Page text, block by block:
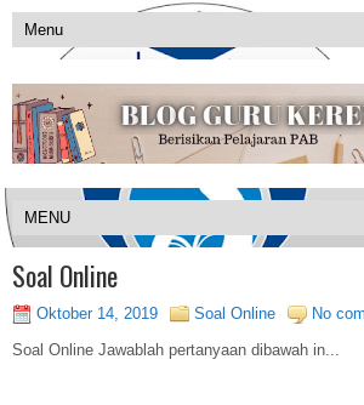
Soal Online
Oktober 14, 2019 Soal Online
No
Soal Online Jawablah pertanyaan dibawah in...